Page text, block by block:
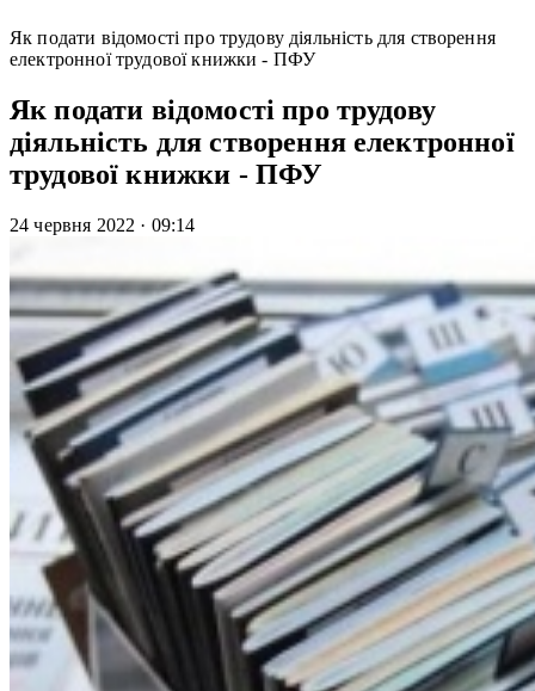
Як подати відомості про трудову діяльність для створення
електронної трудової книжки - ПФУ
Як подати відомості про трудову
діяльність для створення електронної
трудової книжки - ПФУ
24 червня 2022 · 09:14